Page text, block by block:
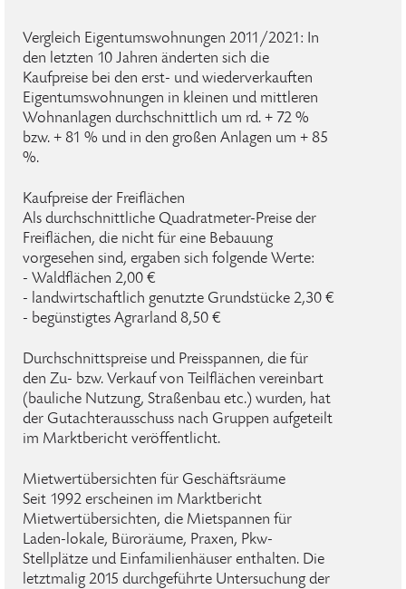
Vergleich Eigentumswohnungen 2011/2021: In
den letzten 10 Jahren änderten sich die
Kaufpreise bei den erst- und wiederverkauften
Eigentumswohnungen in kleinen und mittleren
Wohnanlagen durchschnittlich um rd. + 72 %
bzw. + 81 % und in den großen Anlagen um + 85
%.
Kaufpreise der Freiflächen
Als durchschnittliche Quadratmeter-Preise der
Freiflächen, die nicht für eine Bebauung
vorgesehen sind, ergaben sich folgende Werte:
- Waldflächen 2,00 €
- landwirtschaftlich genutzte Grundstücke 2,30 €
- begünstigtes Agrarland 8,50 €
Durchschnittspreise und Preisspannen, die für
den Zu- bzw. Verkauf von Teilflächen vereinbart
(bauliche Nutzung, Straßenbau etc.) wurden, hat
der Gutachterausschuss nach Gruppen aufgeteilt
im Marktbericht veröffentlicht.
Mietwertübersichten für Geschäftsräume
Seit 1992 erscheinen im Marktbericht
Mietwertübersichten, die Mietspannen für
Laden-lokale, Büroräume, Praxen, Pkw-
Stellplätze und Einfamilienhäuser enthalten. Die
letztmalig 2015 durchgeführte Untersuchung der